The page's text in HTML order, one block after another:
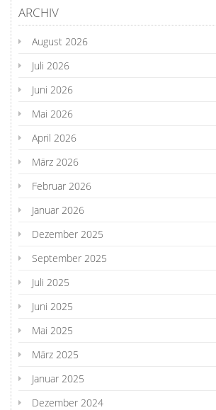
ARCHIV
August 2026
Juli 2026
Juni 2026
Mai 2026
April 2026
März 2026
Februar 2026
Januar 2026
Dezember 2025
September 2025
Juli 2025
Juni 2025
Mai 2025
März 2025
Januar 2025
Dezember 2024